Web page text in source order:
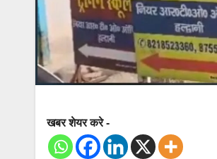
खबर शेयर करे -